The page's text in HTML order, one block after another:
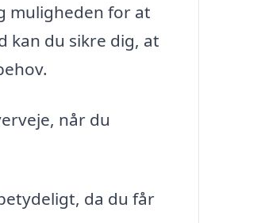
muligheden for at
kan du sikre dig, at
når du
da du får